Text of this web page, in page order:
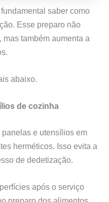
saber como
Esse preparo não
também aumenta a
abaixo.
de cozinha
e utensílios em
herméticos. Isso evita a
de dedetização.
após o serviço